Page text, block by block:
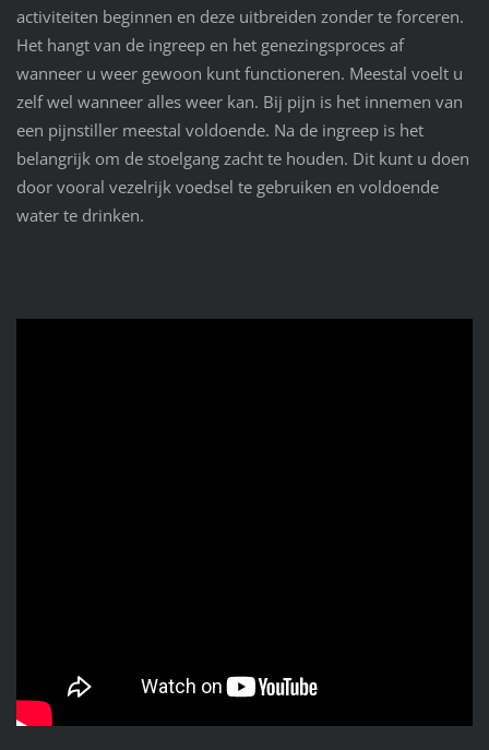
activiteiten beginnen en deze uitbreiden zonder te forceren.
Het hangt van de ingreep en het genezingsproces af
wanneer u weer gewoon kunt functioneren. Meestal voelt u
zelf wel wanneer alles weer kan. Bij pijn is het innemen van
een pijnstiller meestal voldoende. Na de ingreep is het
belangrijk om de stoelgang zacht te houden. Dit kunt u doen
door vooral vezelrijk voedsel te gebruiken en voldoende
water te drinken.